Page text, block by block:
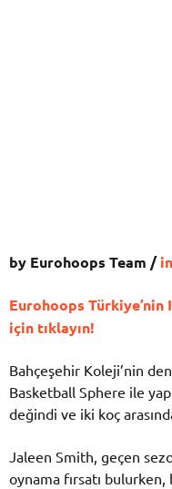
by Eurohoops Team /
Eurohoops Türkiye’nin
için tıklayın!
Bahçeşehir Koleji’nin
Basketball Sphere ile
değindi ve iki koç
Jaleen Smith, geçen
oynama fırsatı